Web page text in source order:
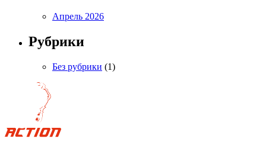
Апрель 2026
Рубрики
Без рубрики (1)